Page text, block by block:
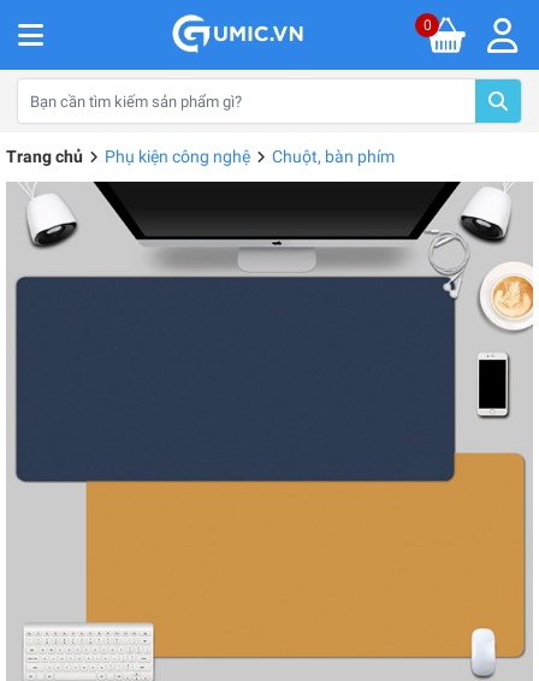
0
Trang chủ Phụ kiện công nghệ Chuột, bàn phím